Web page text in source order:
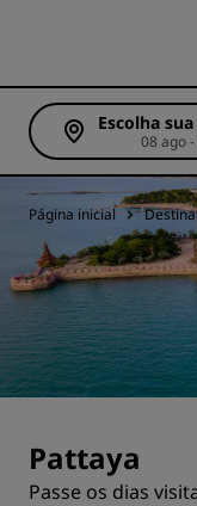
Escolha
Página inicial
Pattaya
Passe os dias